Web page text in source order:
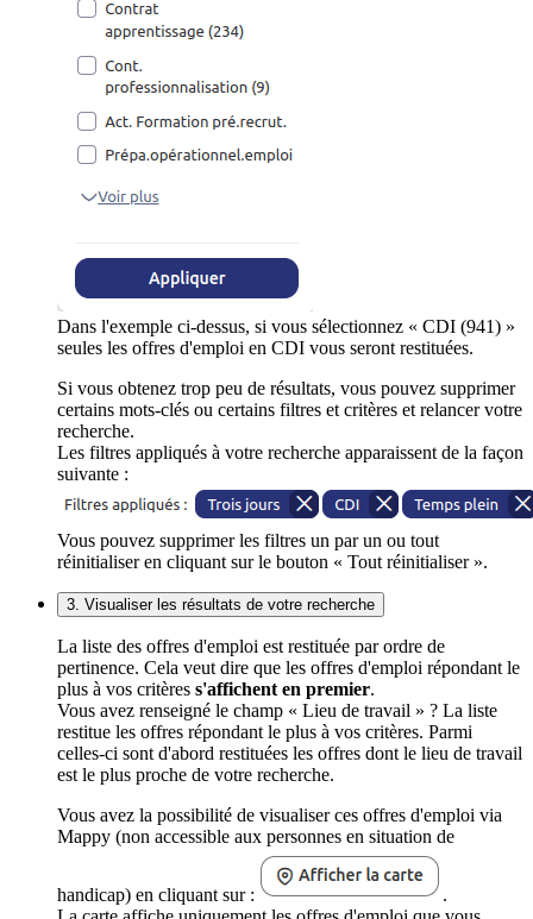
Dans l'exemple ci-dessus, si vous sélectionnez « CDI (941) »
seules les offres d'emploi en CDI vous seront restituées.
Si vous obtenez trop peu de résultats, vous pouvez supprimer
certains mots-clés ou certains filtres et critères et relancer votre
recherche.
Les filtres appliqués à votre recherche apparaissent de la façon
suivante :
Vous pouvez supprimer les filtres un par un ou tout
réinitialiser en cliquant sur le bouton « Tout réinitialiser ».
3. Visualiser les résultats de votre recherche
La liste des offres d'emploi est restituée par ordre de
pertinence. Cela veut dire que les offres d'emploi répondant le
plus à vos critères s'affichent en premier.
Vous avez renseigné le champ « Lieu de travail » ? La liste
restitue les offres répondant le plus à vos critères. Parmi
celles-ci sont d'abord restituées les offres dont le lieu de travail
est le plus proche de votre recherche.
Vous avez la possibilité de visualiser ces offres d'emploi via
Mappy (non accessible aux personnes en situation de
handicap) en cliquant sur :
.